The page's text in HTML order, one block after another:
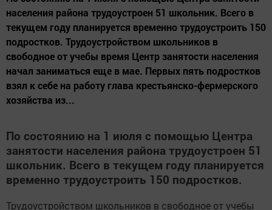
населения района трудоустроен 51 школьник. Всего в
текущем году планируется временно трудоустроить 150
подростков. Трудоустройством школьников в
свободное от учебы время Центр занятости населения
начал заниматься еще в мае. Первых пять подростков
взял к себе на работу глава крестьянско-фермерского
хозяйства из...
По состоянию на 1 июля с помощью Центра
занятости населения района трудоустроен 51
школьник. Всего в текущем году планируется
временно трудоустроить 150 подростков.
Трудоустройством школьников в свободное от учебы